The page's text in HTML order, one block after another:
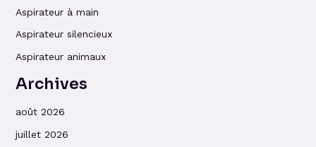
Aspirateur à main
Aspirateur silencieux
Aspirateur animaux
Archives
août 2026
juillet 2026